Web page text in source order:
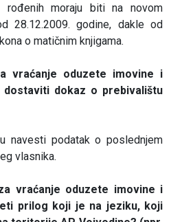
rođenih moraju biti na novom
28.12.2009. godine, dakle od
o matičnim knjigama.
vraćanje oduzete imovine i
dostaviti dokaz o prebivalištu
navesti podatak o poslednjem
vlasnika.
vraćanje oduzete imovine i
prilog koji je na jeziku, koji